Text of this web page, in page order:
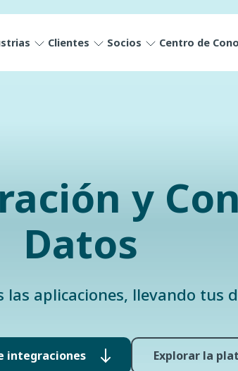
Clientes Socios Centro de
y
Datos
aplicaciones, llevando tus
integraciones Explorar la